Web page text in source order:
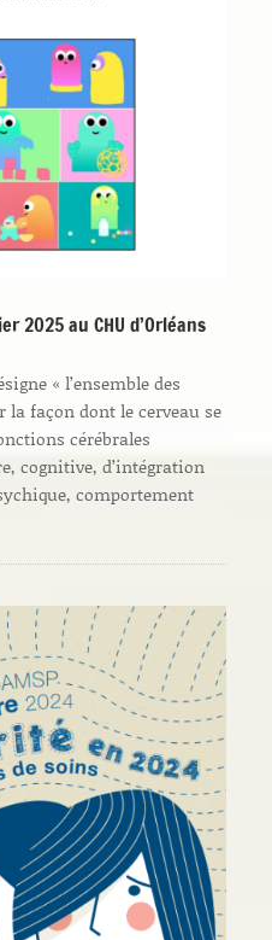
2025 au CHU d’Orléans
« l’ensemble des
façon dont le cerveau se
cérébrales
cognitive, d’intégration
comportement